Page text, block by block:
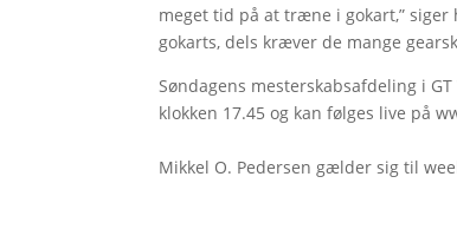
meget tid på at træne i gokart,” siger
gokarts, dels kræver de mange
Søndagens mesterskabsafdeling i
klokken 17.45 og kan følges live på
Mikkel O. Pedersen gælder sig til